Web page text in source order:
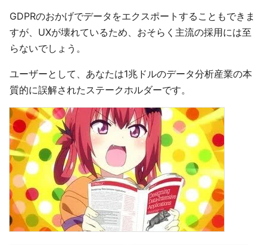
GDPRのおかげでデータをエクスポートすることもできま
すが、UXが壊れているため、おそらく主流の採用には至
らないでしょう。
ユーザーとして、あなたは1兆ドルのデータ分析産業の本
質的に誤解されたステークホルダーです。